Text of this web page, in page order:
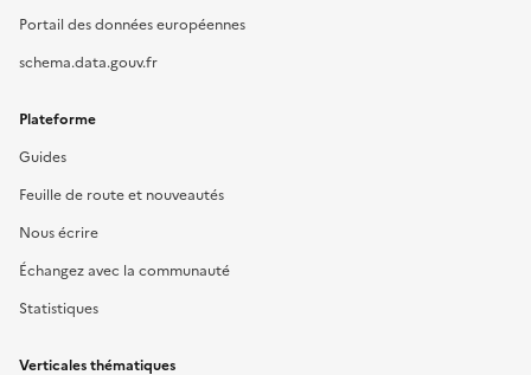
Portail des données européennes
schema.data.gouv.fr
Plateforme
Guides
Feuille de route et nouveautés
Nous écrire
Échangez avec la communauté
Statistiques
Verticales thématiques